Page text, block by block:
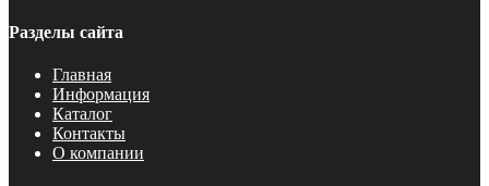
Разделы сайта
Главная
Информация
Каталог
Контакты
О компании